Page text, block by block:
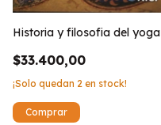
Historia y filosofia del yoga
$33.400,00
¡Solo quedan 2 en stock!